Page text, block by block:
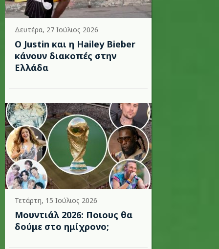
Δευτέρα, 27 Ιούλιος 2026
Ο Justin και η Hailey Bieber
κάνουν διακοπές στην
Ελλάδα
Τετάρτη, 15 Ιούλιος 2026
Μουντιάλ 2026: Ποιους θα
δούμε στο ημίχρονο;